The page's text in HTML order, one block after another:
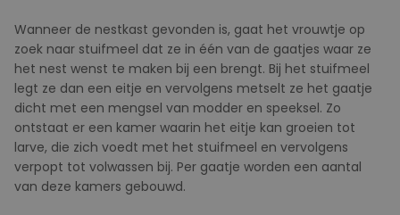
Wanneer de nestkast gevonden is, gaat het vrouwtje op
zoek naar stuifmeel dat ze in één van de gaatjes waar ze
het nest wenst te maken bij een brengt. Bij het stuifmeel
legt ze dan een eitje en vervolgens metselt ze het gaatje
dicht met een mengsel van modder en speeksel. Zo
ontstaat er een kamer waarin het eitje kan groeien tot
larve, die zich voedt met het stuifmeel en vervolgens
verpopt tot volwassen bij. Per gaatje worden een aantal
van deze kamers gebouwd.